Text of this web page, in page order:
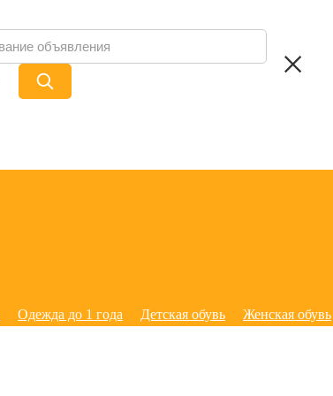
Одежда до 1 года Детская обувь Женская обувь